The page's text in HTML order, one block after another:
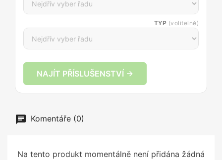
TYP (volitelně)
NAJÍT PŘÍSLUŠENSTVÍ →
Komentáře (0)
Na tento produkt momentálně není přidána žádná